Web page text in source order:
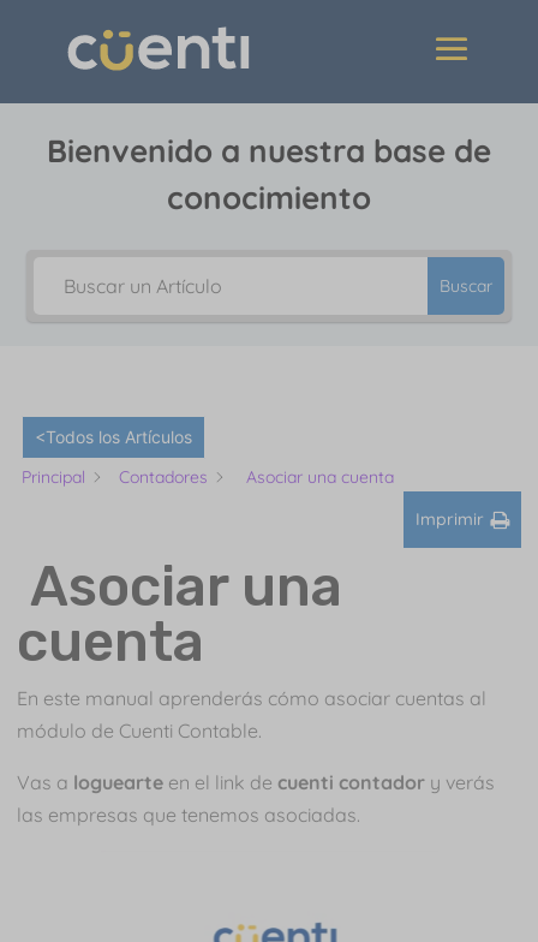
Bienvenido a nuestra base de
conocimiento
Buscar
<Todos los Artículos
Principal Contadores
Asociar una cuenta
Imprimir
Asociar una
cuenta
En este manual aprenderás cómo asociar cuentas al
módulo de Cuenti Contable.
Vas a loguearte en el link de cuenti contador y verás
las empresas que tenemos asociadas.